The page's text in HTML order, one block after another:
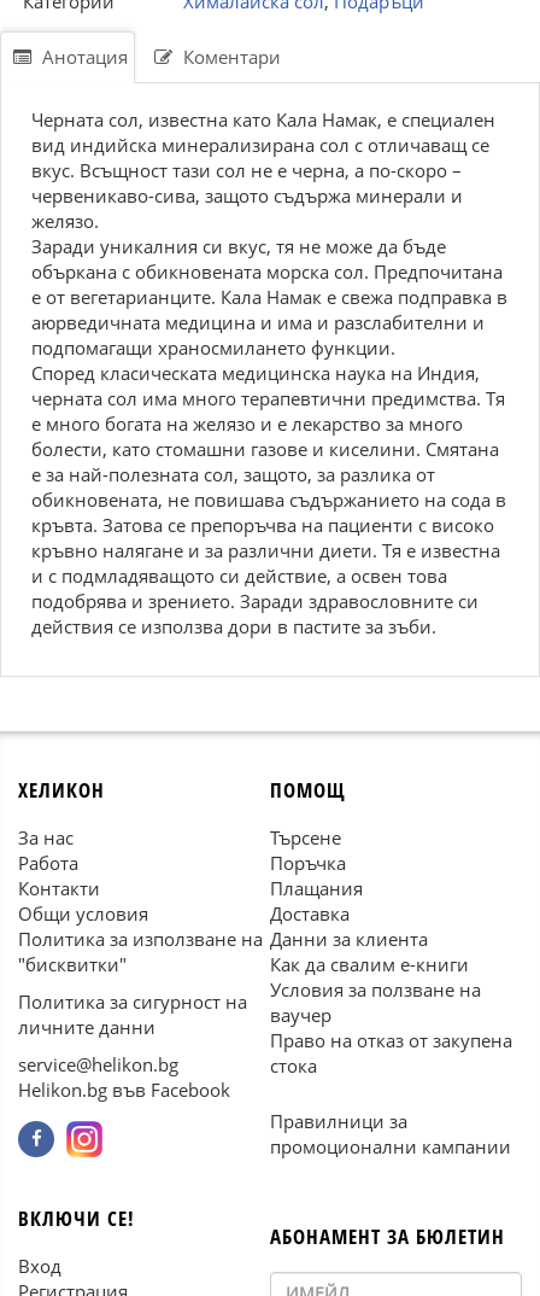
Анотация Коментари
Черната сол, известна като Кала Намак, е специален
вид индийска минерализирана сол с отличаващ се
вкус. Всъщност тази сол не е черна, а по-скоро –
червеникаво-сива, защото съдържа минерали и
желязо.
Заради уникалния си вкус, тя не може да бъде
объркана с обикновената морска сол. Предпочитана
е от вегетарианците. Кала Намак е свежа подправка в
аюрведичната медицина и има и разслабителни и
подпомагащи храносмилането функции.
Според класическата медицинска наука на Индия,
черната сол има много терапевтични предимства. Тя
е много богата на желязо и е лекарство за много
болести, като стомашни газове и киселини. Смятана
е за най-полезната сол, защото, за разлика от
обикновената, не повишава съдържанието на сода в
кръвта. Затова се препоръчва на пациенти с високо
кръвно налягане и за различни диети. Тя е известна
и с подмладяващото си действие, а освен това
подобрява и зрението. Заради здравословните си
действия се използва дори в пастите за зъби.
ХЕЛИКОН
За нас
Работа
Контакти
Общи условия
Политика за използване на
"бисквитки"
Политика за сигурност на
личните данни
service@helikon.bg
Helikon.bg във Facebook
ПОМОЩ
Търсене
Поръчка
Плащания
Доставка
Данни за клиента
Как да свалим е-книги
Условия за ползване на
ваучер
Право на отказ от закупена
стока
Правилници за
промоционални кампании
ВКЛЮЧИ СЕ!
Вход
Регистрация
АБОНАМЕНТ ЗА БЮЛЕТИН